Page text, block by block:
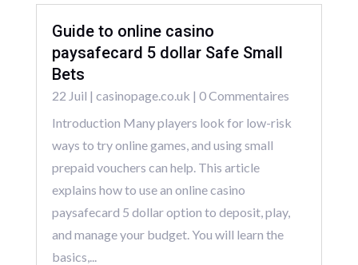
Guide to online casino
paysafecard 5 dollar Safe Small
Bets
22 Juil | casinopage.co.uk | 0 Commentaires
Introduction Many players look for low-risk
ways to try online games, and using small
prepaid vouchers can help. This article
explains how to use an online casino
paysafecard 5 dollar option to deposit, play,
and manage your budget. You will learn the
basics,...